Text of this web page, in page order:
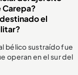
el
bélico sustraído fue
operan en el sur del